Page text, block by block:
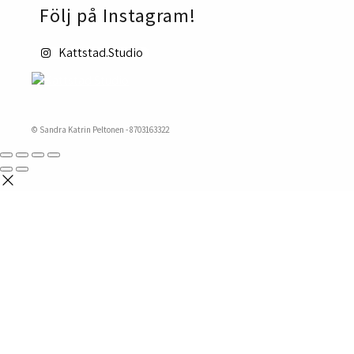
Följ på Instagram!
Kattstad.Studio
© Sandra Katrin Peltonen - 8703163322